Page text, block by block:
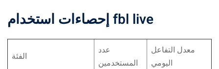
fbl live
الفئة
عدد
المستخدمين
معدل التفاعل
اليومي